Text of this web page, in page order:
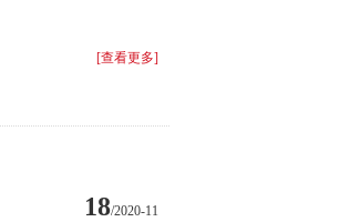
[查看更多]
18/2020-11